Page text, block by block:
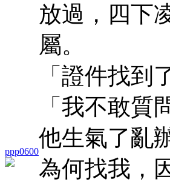
ppp0600
放過，四下
屬。
「證件找
「我不敢
他生氣了亂
為何找我，